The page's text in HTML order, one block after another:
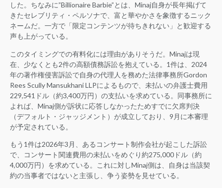
した。ちなみに”Billionaire Barbie”とは、Minaj自身が長年掲げて
きたセレブリティ・ペルソナで、富と華やかさを象徴するニック
ネームだ。一方で「限定コンテンツが待ちきれない」と歓迎する
声も上がっている。
このタイミングでの有料化には理由がありそうだ。Minajは現
在、少なくとも2件の高額債務訴訟を抱えている。1件は、2024
年の著作権侵害訴訟で自身の代理人を務めた法律事務所Gordon
Rees Scully Mansukhani LLPによるもので、未払いの弁護士費用
229,541ドル（約3,400万円）の支払いを求めている。同事務所に
よれば、Minaj側が訴状に応答しなかったためすでに欠席判決
（デフォルト・ジャッジメント）が成立しており、9月に本審理
が予定されている。
もう1件は2026年3月、あるコンサート制作会社が起こした訴訟
で、コンサート関連費用の未払いをめぐり約275,000ドル（約
4,000万円）を求めている。これに対しMinaj側は、自身は当該契
約の当事者ではないと主張し、争う姿勢を見せている。